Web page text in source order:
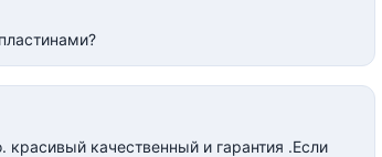
качественный и гарантия .Если